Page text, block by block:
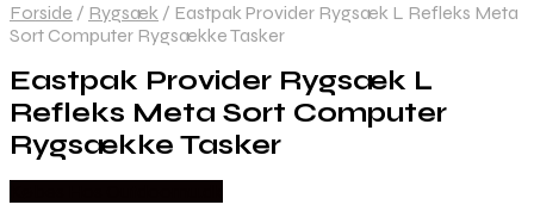
Forside / Rygsæk / Eastpak Provider Rygsæk L Refleks Meta
Sort Computer Rygsække Tasker
Eastpak Provider Rygsæk L
Refleks Meta Sort Computer
Rygsække Tasker